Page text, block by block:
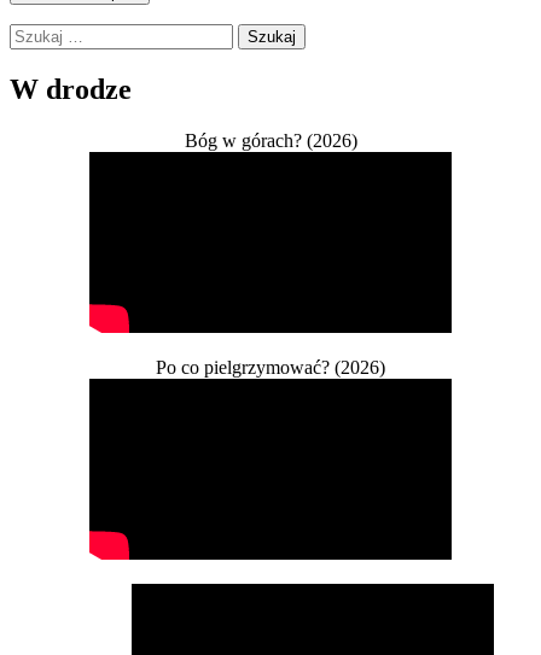
Szukaj:
W drodze
Bóg w górach? (2026)
Po co pielgrzymować? (2026)